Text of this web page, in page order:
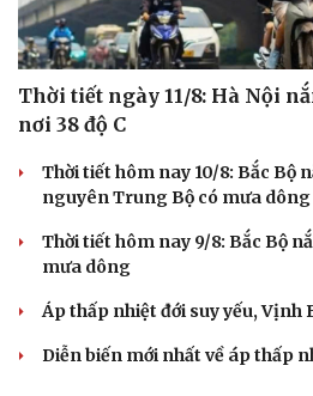
Thời tiết ngày 11/8: Hà Nội
nơi 38 độ C
Thời tiết hôm nay 10/8: Bắc Bộ
nguyên Trung Bộ có mưa dông
Thời tiết hôm nay 9/8: Bắc Bộ
mưa dông
Áp thấp nhiệt đới suy yếu, Vịnh
Diễn biến mới nhất về áp thấp